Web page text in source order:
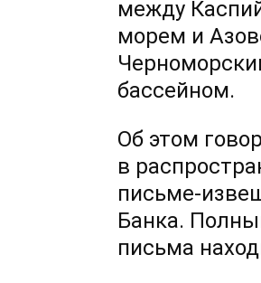
между
морем и
бассейном.
Об этом
в
письме-
Банка.
письма